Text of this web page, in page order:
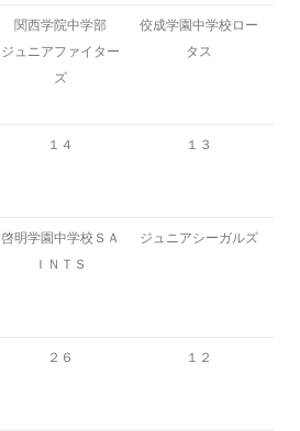
関西学院中学部
ジュニアファイター
ズ
佼成学園中学校ロー
タス
１４ １３
啓明学園中学校ＳＡ
ＩＮＴＳ
ジュニアシーガルズ
２６ １２